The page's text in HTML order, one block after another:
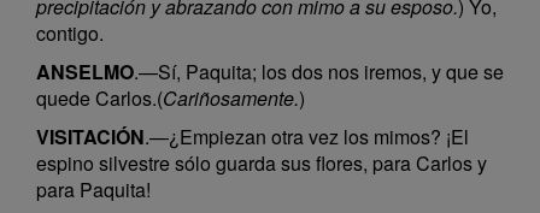
precipitación y abrazando con mimo a su esposo.) Yo,
contigo.
ANSELMO.—Sí, Paquita; los dos nos iremos, y que se
quede Carlos.(Cariñosamente.)
VISITACIÓN.—¿Empiezan otra vez los mimos? ¡El
espino silvestre sólo guarda sus flores, para Carlos y
para Paquita!